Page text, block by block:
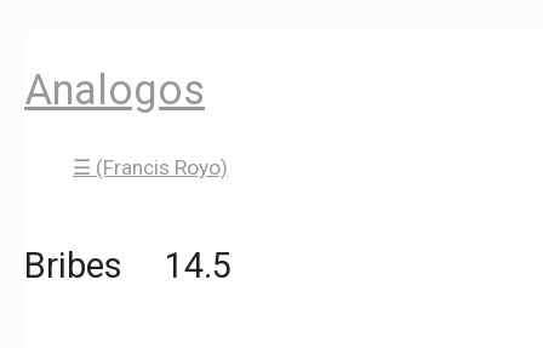
Analogos
☰ (Francis Royo)
Bribes 14.5